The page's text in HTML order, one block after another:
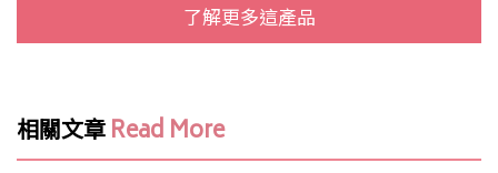
了解更多這產品
相關文章 Read More